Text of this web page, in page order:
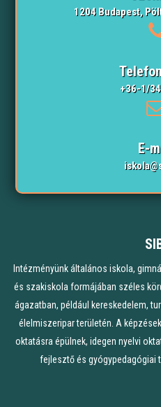
1204 Budapest,
+36-1/
E-
Intézményünk általános iskola,
és szakiskola formájában széles
ágazatban, például kereskedelem,
élelmiszeripar területén. A
oktatásra épülnek, idegen nyelvi
fejlesztő és gyógypedagógiai